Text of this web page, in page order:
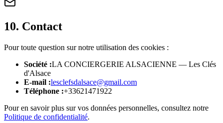
10. Contact
Pour toute question sur notre utilisation des cookies :
Société :LA CONCIERGERIE ALSACIENNE — Les Clés
d'Alsace
E-mail :lesclefsdalsace@gmail.com
Téléphone :+33621471922
Pour en savoir plus sur vos données personnelles, consultez notre
Politique de confidentialité.